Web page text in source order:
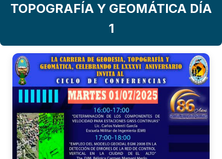
TOPOGRAFÍA Y GEOMÁTICA DÍA
1